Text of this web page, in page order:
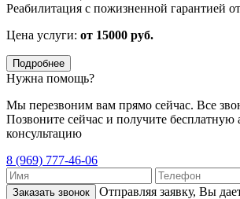
Реабилитация с пожизненной гарантией
Цена услуги: от 15000 руб.
Подробнее
Нужна помощь?
Мы перезвоним вам прямо сейчас. Все
Позвоните сейчас и получите
консультацию
8 (969) 777-46-06
Заказать звонок
Отправляя заявку, Вы